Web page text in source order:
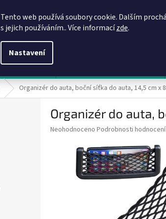
Tento web používá soubory cookie. Dalším
s jejich používáním.. Více informacízde.
Nastavení
Organizér do auta, boční síťka do auta, 14,5 cm x
Organizér do auta,
Průměrné
produktu
Neohodnoceno Podrobnosti hodnocení